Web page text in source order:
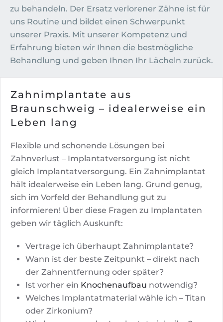
zu behandeln. Der Ersatz verlorener Zähne ist für
uns Routine und bildet einen Schwerpunkt
unserer Praxis. Mit unserer Kompetenz und
Erfahrung bieten wir Ihnen die bestmögliche
Behandlung und geben Ihnen Ihr Lächeln zurück.
Zahnimplantate aus
Braunschweig – idealerweise ein
Leben lang
Flexible und schonende Lösungen bei
Zahnverlust – Implantatversorgung ist nicht
gleich Implantatversorgung. Ein Zahnimplantat
hält idealerweise ein Leben lang. Grund genug,
sich im Vorfeld der Behandlung gut zu
informieren! Über diese Fragen zu Implantaten
geben wir täglich Auskunft:
Vertrage ich überhaupt Zahnimplantate?
Wann ist der beste Zeitpunkt – direkt nach
der Zahnentfernung oder später?
Ist vorher ein Knochenaufbau notwendig?
Welches Implantatmaterial wähle ich – Titan
oder Zirkonium?